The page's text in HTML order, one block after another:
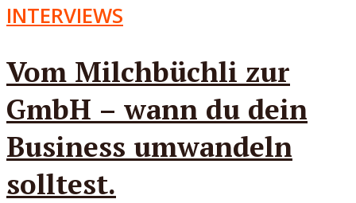
INTERVIEWS
Vom Milchbüchli zur
GmbH – wann du dein
Business umwandeln
solltest.